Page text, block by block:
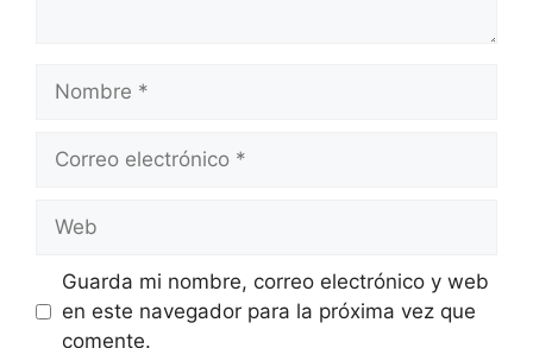
Nombre
Correo
Web
Guarda mi nombre, correo electrónico y web
en este navegador para la próxima vez que
comente.